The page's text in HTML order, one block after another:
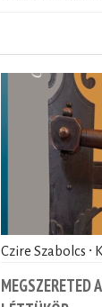
Czire Szabolcs ∙
MEGSZERETED